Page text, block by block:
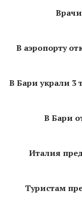
В аэропорту
В Бари украли 3
В Бари
Италия
Туристам